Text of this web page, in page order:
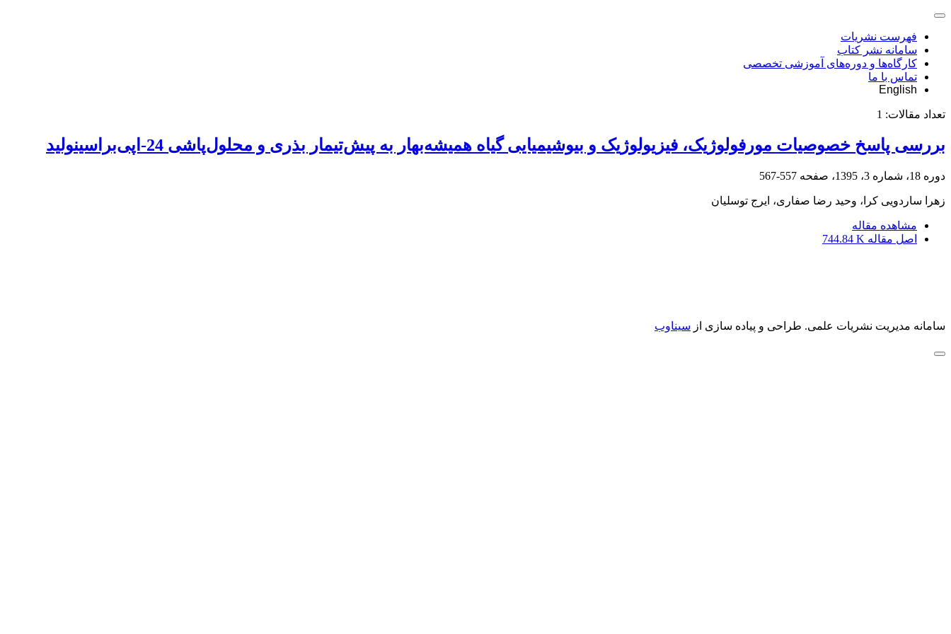
فهرست نشریات
سامانه نشر کتاب
کارگاه‌ها و دوره‌های آموزشی تخصصی
تماس با ما
English
تعداد مقالات: 1
بررسی پاسخ خصوصیات مورفولوژیک، فیزیولوژیک و بیوشیمیایی گیاه همیشه‌بهار به پیش‌تیمار بذری و محلول‌پاشی 24-اپی‌براسینولید
دوره 18، شماره 3، 1395، صفحه 557-567
زهرا ساردویی کرا، وحید رضا صفاری، ایرج توسلیان
مشاهده مقاله
اصل مقاله 744.84 K
سامانه مدیریت نشریات علمی. طراحی و پیاده سازی از سیناوب